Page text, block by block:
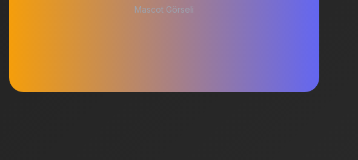
Mascot Görseli